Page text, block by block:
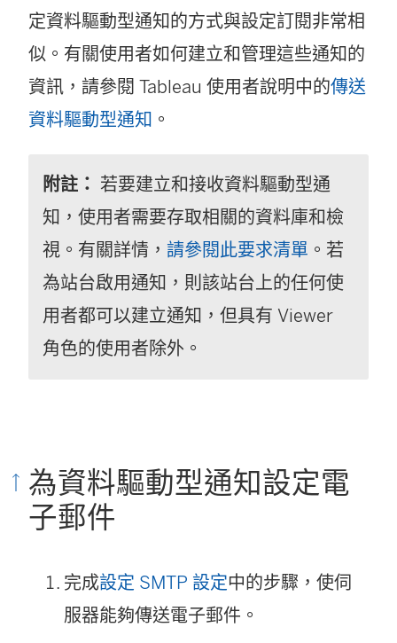
定資料驅動型通知的方式與設定訂閱非常相
似。有關使用者如何建立和管理這些通知的
資訊，請參閱 Tableau 使用者說明中的傳送
資料驅動型通知 。
附註： 若要建立和接收資料驅動型通
知，使用者需要存取相關的資料庫和檢
視。有關詳情， 請參閱此要求清單 。若
為站台啟用通知，則該站台上的任何使
用者都可以建立通知，但具有 Viewer
角色的使用者除外。
為資料驅動型通知設定電
子郵件
完成設定 SMTP 設定中的步驟，使伺
服器能夠傳送電子郵件。